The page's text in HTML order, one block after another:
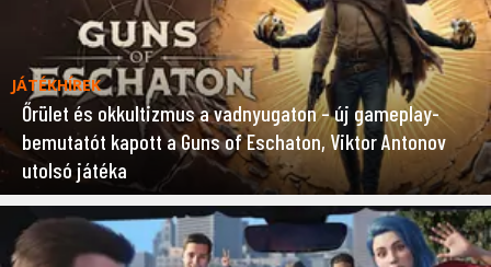
JÁTÉKHÍREK
Őrület és okkultizmus a vadnyugaton – új gameplay-
bemutatót kapott a Guns of Eschaton, Viktor Antonov
utolsó játéka